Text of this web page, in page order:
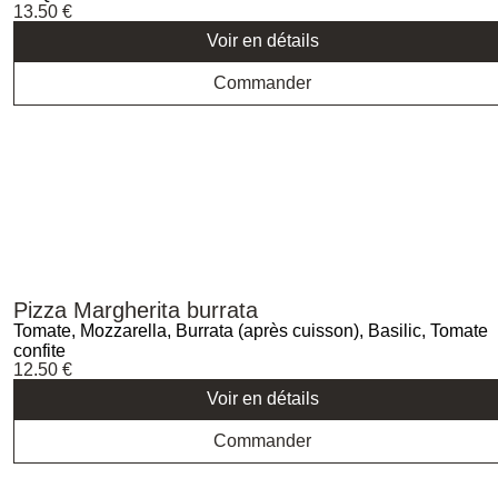
13.50 €
Voir en détails
Commander
Pizza Margherita burrata
Tomate, Mozzarella, Burrata (après cuisson), Basilic, Tomate
confite
12.50 €
Voir en détails
Commander